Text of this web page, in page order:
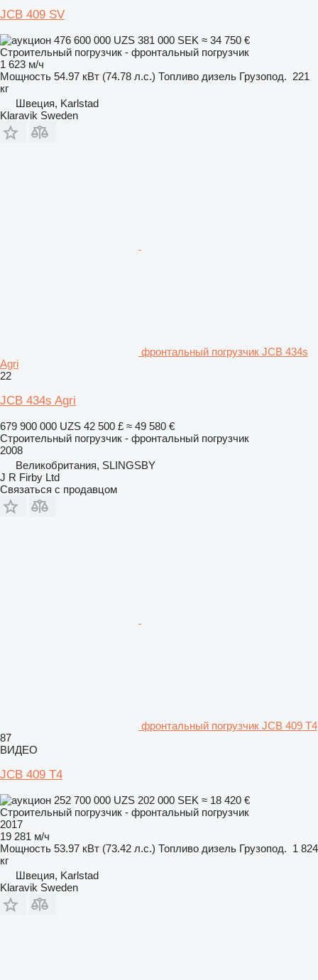
JCB 409 SV
476 600 000 UZS 381 000 SEK ≈ 34 750 €
Строительный погрузчик - фронтальный погрузчик
1 623 м/ч
Мощность 54.97 кВт (74.78 л.с.) Топливо дизель Грузопод. 221
кг
Швеция, Karlstad
Klaravik Sweden
фронтальный погрузчик JCB 434s
Agri
22
JCB 434s Agri
679 900 000 UZS 42 500 £ ≈ 49 580 €
Строительный погрузчик - фронтальный погрузчик
2008
Великобритания, SLINGSBY
J R Firby Ltd
Связаться с продавцом
фронтальный погрузчик JCB 409 T4
87
ВИДЕО
JCB 409 T4
252 700 000 UZS 202 000 SEK ≈ 18 420 €
Строительный погрузчик - фронтальный погрузчик
2017
19 281 м/ч
Мощность 53.97 кВт (73.42 л.с.) Топливо дизель Грузопод. 1 824
кг
Швеция, Karlstad
Klaravik Sweden